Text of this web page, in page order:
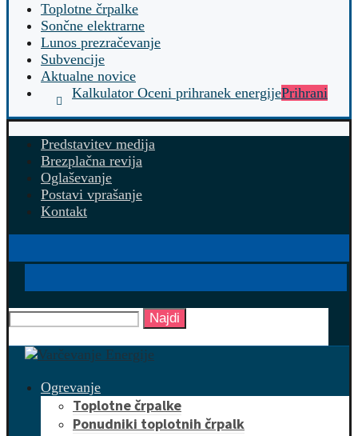
Toplotne črpalke
Sončne elektrarne
Lunos prezračevanje
Subvencije
Aktualne novice
Kalkulator Oceni prihranek energijePrihrani
Predstavitev medija
Brezplačna revija
Oglaševanje
Postavi vprašanje
Kontakt
Najdi
Ogrevanje
Toplotne črpalke
Ponudniki toplotnih črpalk